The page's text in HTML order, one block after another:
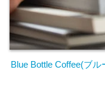
Blue Bottle Coffee(ブ